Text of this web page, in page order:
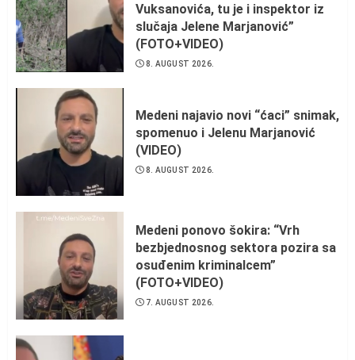
Vuksanovića, tu je i inspektor iz
slučaja Jelene Marjanović”
(FOTO+VIDEO)
8. AUGUST 2026.
Medeni najavio novi “ćaci” snimak,
spomenuo i Jelenu Marjanović
(VIDEO)
8. AUGUST 2026.
Medeni ponovo šokira: “Vrh
bezbjednosnog sektora pozira sa
osuđenim kriminalcem”
(FOTO+VIDEO)
7. AUGUST 2026.